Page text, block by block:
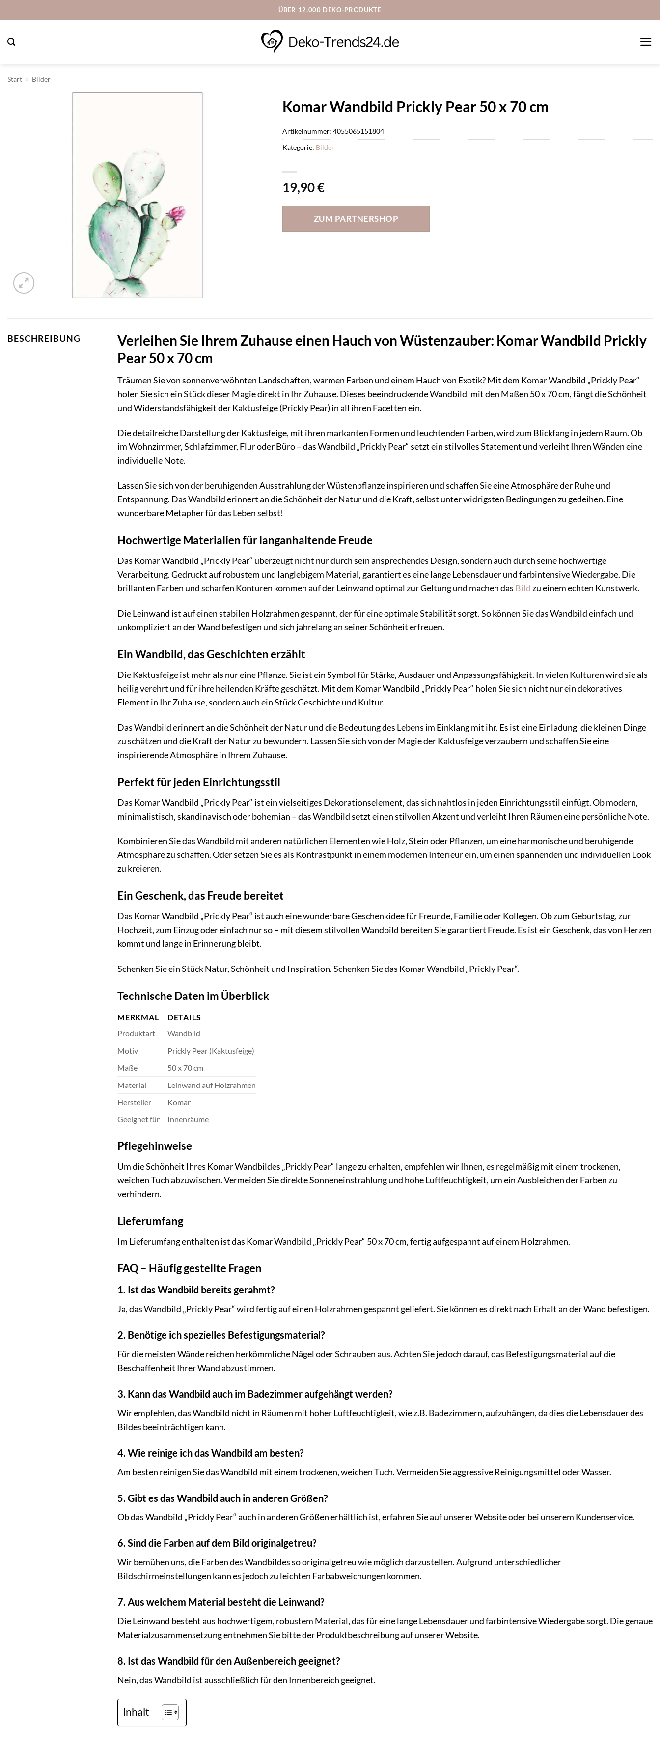
Inhalt
ÜBER 12.000 DEKO-PRODUKTE
Start » Bilder
Komar Wandbild Prickly Pear 50 x 70 cm
19,90€
ZUM PARTNERSHOP
Artikelnummer: 4055065151804
Kategorie: Bilder
BESCHREIBUNG
Verleihen Sie Ihrem Zuhause einen Hauch von Wüstenzauber: Komar Wandbild Prickly
Pear 50 x 70 cm
Träumen Sie von sonnenverwöhnten Landschaften, warmen Farben und einem Hauch von Exotik? Mit dem Komar Wandbild „Prickly Pear“
holen Sie sich ein Stück dieser Magie direkt in Ihr Zuhause. Dieses beeindruckende Wandbild, mit den Maßen 50 x 70 cm, fängt die Schönheit
und Widerstandsfähigkeit der Kaktusfeige (Prickly Pear) in all ihren Facetten ein.
Die detailreiche Darstellung der Kaktusfeige, mit ihren markanten Formen und leuchtenden Farben, wird zum Blickfang in jedem Raum. Ob
im Wohnzimmer, Schlafzimmer, Flur oder Büro – das Wandbild „Prickly Pear“ setzt ein stilvolles Statement und verleiht Ihren Wänden eine
individuelle Note.
Lassen Sie sich von der beruhigenden Ausstrahlung der Wüstenpflanze inspirieren und schaffen Sie eine Atmosphäre der Ruhe und
Entspannung. Das Wandbild erinnert an die Schönheit der Natur und die Kraft, selbst unter widrigsten Bedingungen zu gedeihen. Eine
wunderbare Metapher für das Leben selbst!
Hochwertige Materialien für langanhaltende Freude
Das Komar Wandbild „Prickly Pear“ überzeugt nicht nur durch sein ansprechendes Design, sondern auch durch seine hochwertige
Verarbeitung. Gedruckt auf robustem und langlebigem Material, garantiert es eine lange Lebensdauer und farbintensive Wiedergabe. Die
brillanten Farben und scharfen Konturen kommen auf der Leinwand optimal zur Geltung und machen das Bildzu einem echten Kunstwerk.
Die Leinwand ist auf einen stabilen Holzrahmen gespannt, der für eine optimale Stabilität sorgt. So können Sie das Wandbild einfach und
unkompliziert an der Wand befestigen und sich jahrelang an seiner Schönheit erfreuen.
Ein Wandbild, das Geschichten erzählt
Die Kaktusfeige ist mehr als nur eine Pflanze. Sie ist ein Symbol für Stärke, Ausdauer und Anpassungsfähigkeit. In vielen Kulturen wird sie als
heilig verehrt und für ihre heilenden Kräfte geschätzt. Mit dem Komar Wandbild „Prickly Pear“ holen Sie sich nicht nur ein dekoratives
Element in Ihr Zuhause, sondern auch ein Stück Geschichte und Kultur.
Das Wandbild erinnert an die Schönheit der Natur und die Bedeutung des Lebens im Einklang mit ihr. Es ist eine Einladung, die kleinen Dinge
zu schätzen und die Kraft der Natur zu bewundern. Lassen Sie sich von der Magie der Kaktusfeige verzaubern und schaffen Sie eine
inspirierende Atmosphäre in Ihrem Zuhause.
Perfekt für jeden Einrichtungsstil
Das Komar Wandbild „Prickly Pear“ ist ein vielseitiges Dekorationselement, das sich nahtlos in jeden Einrichtungsstil einfügt. Ob modern,
minimalistisch, skandinavisch oder bohemian – das Wandbild setzt einen stilvollen Akzent und verleiht Ihren Räumen eine persönliche Note.
Kombinieren Sie das Wandbild mit anderen natürlichen Elementen wie Holz, Stein oder Pflanzen, um eine harmonische und beruhigende
Atmosphäre zu schaffen. Oder setzen Sie es als Kontrastpunkt in einem modernen Interieur ein, um einen spannenden und individuellen Look
zu kreieren.
Ein Geschenk, das Freude bereitet
Das Komar Wandbild „Prickly Pear“ ist auch eine wunderbare Geschenkidee für Freunde, Familie oder Kollegen. Ob zum Geburtstag, zur
Hochzeit, zum Einzug oder einfach nur so – mit diesem stilvollen Wandbild bereiten Sie garantiert Freude. Es ist ein Geschenk, das von Herzen
kommt und lange in Erinnerung bleibt.
Schenken Sie ein Stück Natur, Schönheit und Inspiration. Schenken Sie das Komar Wandbild „Prickly Pear“.
Technische Daten im Überblick
MERKMAL
DETAILS
Produktart
Wandbild
Motiv
Prickly Pear (Kaktusfeige)
Maße
50 x 70 cm
Material
Leinwand auf Holzrahmen
Hersteller
Komar
Geeignet für
Innenräume
Pflegehinweise
Um die Schönheit Ihres Komar Wandbildes „Prickly Pear“ lange zu erhalten, empfehlen wir Ihnen, es regelmäßig mit einem trockenen,
weichen Tuch abzuwischen. Vermeiden Sie direkte Sonneneinstrahlung und hohe Luftfeuchtigkeit, um ein Ausbleichen der Farben zu
verhindern.
Lieferumfang
Im Lieferumfang enthalten ist das Komar Wandbild „Prickly Pear“ 50 x 70 cm, fertig aufgespannt auf einem Holzrahmen.
FAQ – Häufig gestellte Fragen
1. Ist das Wandbild bereits gerahmt?
Ja, das Wandbild „Prickly Pear“ wird fertig auf einen Holzrahmen gespannt geliefert. Sie können es direkt nach Erhalt an der Wand befestigen.
2. Benötige ich spezielles Befestigungsmaterial?
Für die meisten Wände reichen herkömmliche Nägel oder Schrauben aus. Achten Sie jedoch darauf, das Befestigungsmaterial auf die
Beschaffenheit Ihrer Wand abzustimmen.
3. Kann das Wandbild auch im Badezimmer aufgehängt werden?
Wir empfehlen, das Wandbild nicht in Räumen mit hoher Luftfeuchtigkeit, wie z.B. Badezimmern, aufzuhängen, da dies die Lebensdauer des
Bildes beeinträchtigen kann.
4. Wie reinige ich das Wandbild am besten?
Am besten reinigen Sie das Wandbild mit einem trockenen, weichen Tuch. Vermeiden Sie aggressive Reinigungsmittel oder Wasser.
5. Gibt es das Wandbild auch in anderen Größen?
Ob das Wandbild „Prickly Pear“ auch in anderen Größen erhältlich ist, erfahren Sie auf unserer Website oder bei unserem Kundenservice.
6. Sind die Farben auf dem Bild originalgetreu?
Wir bemühen uns, die Farben des Wandbildes so originalgetreu wie möglich darzustellen. Aufgrund unterschiedlicher
Bildschirmeinstellungen kann es jedoch zu leichten Farbabweichungen kommen.
7. Aus welchem Material besteht die Leinwand?
Die Leinwand besteht aus hochwertigem, robustem Material, das für eine lange Lebensdauer und farbintensive Wiedergabe sorgt. Die genaue
Materialzusammensetzung entnehmen Sie bitte der Produktbeschreibung auf unserer Website.
8. Ist das Wandbild für den Außenbereich geeignet?
Nein, das Wandbild ist ausschließlich für den Innenbereich geeignet.
Inhalt